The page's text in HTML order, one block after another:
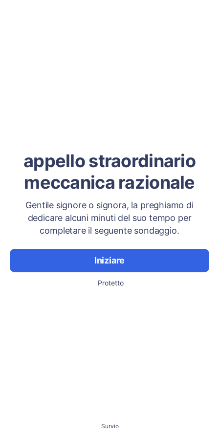
appello straordinario
meccanica razionale
Gentile signore o signora, la preghiamo di
dedicare alcuni minuti del suo tempo per
completare il seguente sondaggio.
Iniziare
Protetto
Survio